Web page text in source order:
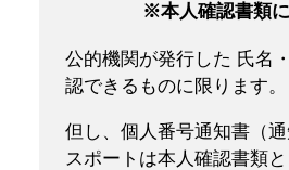
※本人確認書類
公的機関が発行した 氏名
認できるものに限ります。
但し、個人番号通知書（
スポートは本人確認書類